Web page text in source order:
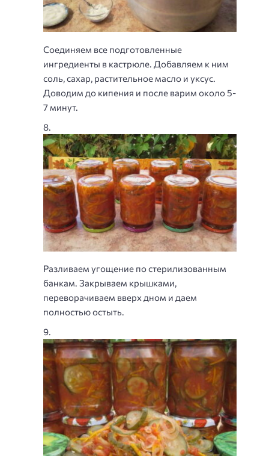
Соединяем все подготовленные
ингредиенты в кастрюле. Добавляем к ним
соль, сахар, растительное масло и уксус.
Доводим до кипения и после варим около 5-
7 минут.
Разливаем угощение по стерилизованным
банкам. Закрываем крышками,
переворачиваем вверх дном и даем
полностью остыть.